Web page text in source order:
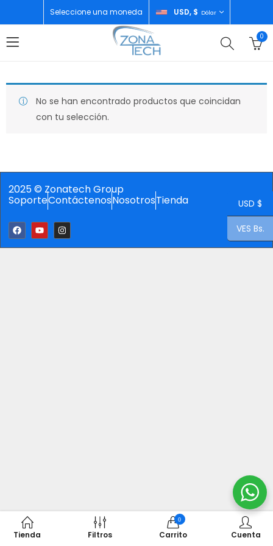
Seleccione una moneda USD, $ Dólar
0
No se han encontrado productos que coincidan
con tu selección.
2025 © Zonatech Group
SoporteContáctenosNosotrosTienda
Tienda Filtros
0
Carrito Cuenta
USD $
VES Bs.